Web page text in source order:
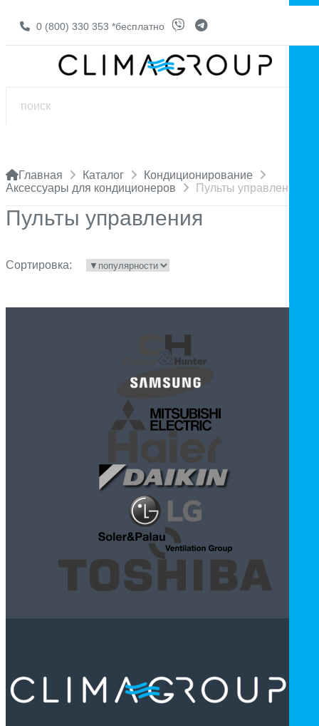
0 (800) 330 353 *бесплатно
Главная Каталог
Кондиционирование
Аксессуары для кондиционеров
Пульты управления
Пульты управления
Сортировка: